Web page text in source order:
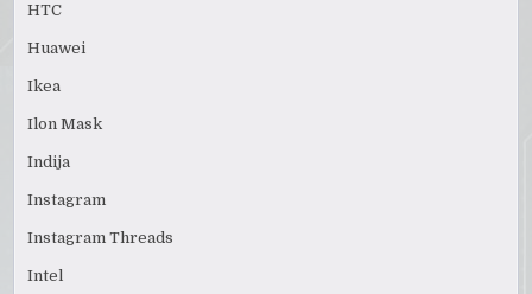
HTC
Huawei
Ikea
Ilon Mask
Indija
Instagram
Instagram Threads
Intel